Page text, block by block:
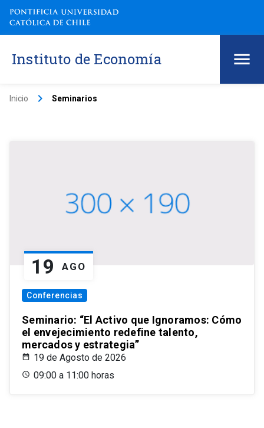
Instituto de Economía
Inicio keyboard_arrow_right Seminarios
19 AGO
Conferencias
Seminario: “El Activo que Ignoramos: Cómo
el envejecimiento redefine talento,
mercados y estrategia”
19 de Agosto de 2026
09:00 a 11:00 horas